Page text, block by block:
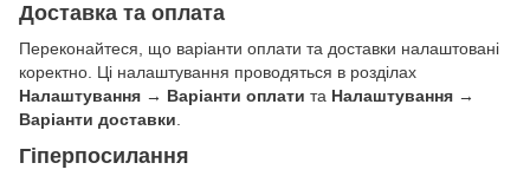
Доставка та оплата
Переконайтеся, що варіанти оплати та доставки налаштовані
коректно. Ці налаштування проводяться в розділах
Налаштування → Варіанти оплати та Налаштування →
Варіанти доставки
Гіперпосилання